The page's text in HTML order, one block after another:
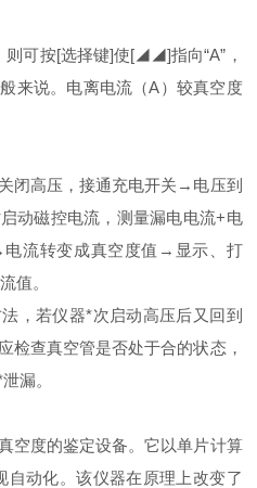
则可按[选择键]使[◢◢]指向“A”，
来说。电离电流（A）较真空度
闭高压，接通充电开关→电压到
动磁控电流，测量漏电电流+电
流转变成真空度值→显示、打
值。
，若仪器*次启动高压后又回到
检查真空管是否处于合的状态，
漏。
空度的鉴定设备。它以单片计算
自动化。该仪器在原理上改变了